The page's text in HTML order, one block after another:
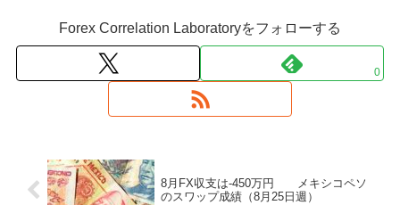
Forex Correlation Laboratoryをフォローする
0
8月FX収支は-450万円 メキシコペソ
のスワップ成績（8月25日週）